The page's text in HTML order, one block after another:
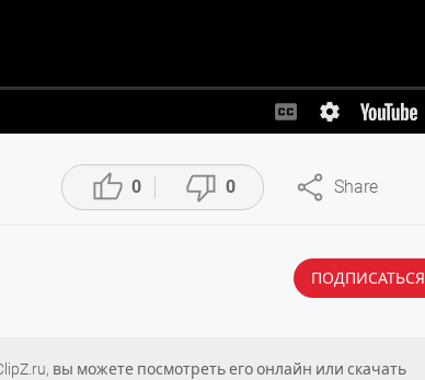
 0  0  Share
ПОДПИСАТЬСЯ
вы можете посмотреть его онлайн или скачать